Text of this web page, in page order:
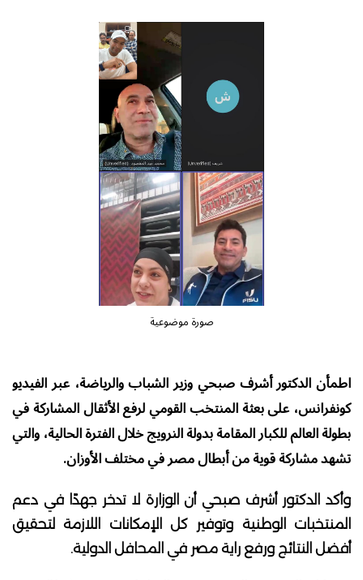
صورة موضوعية
اطمأن الدكتور أشرف صبحي وزير الشباب والرياضة، عبر الفيديو
كونفرانس، على بعثة المنتخب القومي لرفع الأثقال المشاركة في
بطولة العالم للكبار المقامة بدولة النرويج خلال الفترة الحالية، والتي
تشهد مشاركة قوية من أبطال مصر في مختلف الأوزان.
وأكد الدكتور أشرف صبحي أن الوزارة لا تدخر جهدًا في دعم
المنتخبات الوطنية وتوفير كل الإمكانات اللازمة لتحقيق
أفضل النتائج ورفع راية مصر في المحافل الدولية.